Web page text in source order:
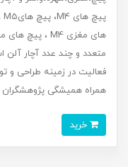
متعدد و چند عدد آچار
فعالیت در زمینه طراحی و
همراه همیشگی پژوهشگران